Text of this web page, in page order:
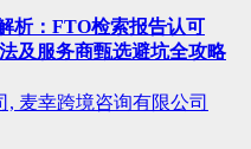
析：FTO检索报告认可
及服务商甄选避坑全攻略
麦幸跨境咨询有限公司